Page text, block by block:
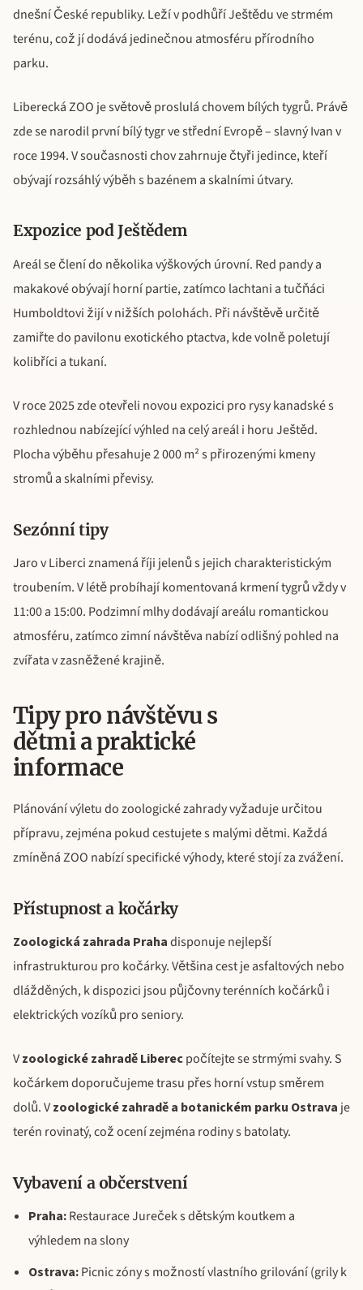
dnešní České republiky. Leží v podhůří Ještědu ve strmém
terénu, což jí dodává jedinečnou atmosféru přírodního
parku.
Liberecká ZOO je světově proslulá chovem bílých tygrů. Právě
zde se narodil první bílý tygr ve střední Evropě – slavný Ivan v
roce 1994. V současnosti chov zahrnuje čtyři jedince, kteří
obývají rozsáhlý výběh s bazénem a skalními útvary.
Expozice pod Ještědem
Areál se člení do několika výškových úrovní. Red pandy a
makakové obývají horní partie, zatímco lachtani a tučňáci
Humboldtovi žijí v nižších polohách. Při návštěvě určitě
zamiřte do pavilonu exotického ptactva, kde volně poletují
kolibříci a tukaní.
V roce 2025 zde otevřeli novou expozici pro rysy kanadské s
rozhlednou nabízející výhled na celý areál i horu Ještěd.
Plocha výběhu přesahuje 2 000 m² s přirozenými kmeny
stromů a skalními převisy.
Sezónní tipy
Jaro v Liberci znamená říji jelenů s jejich charakteristickým
troubením. V létě probíhají komentovaná krmení tygrů vždy v
11:00 a 15:00. Podzimní mlhy dodávají areálu romantickou
atmosféru, zatímco zimní návštěva nabízí odlišný pohled na
zvířata v zasněžené krajině.
Tipy pro návštěvu s
dětmi a praktické
informace
Plánování výletu do zoologické zahrady vyžaduje určitou
přípravu, zejména pokud cestujete s malými dětmi. Každá
zmíněná ZOO nabízí specifické výhody, které stojí za zvážení.
Přístupnost a kočárky
Zoologická zahrada Prahadisponuje nejlepší
infrastrukturou pro kočárky. Většina cest je asfaltových nebo
dlážděných, k dispozici jsou půjčovny terénních kočárků i
elektrických vozíků pro seniory.
Vzoologické zahradě Liberecpočítejte se strmými svahy. S
kočárkem doporučujeme trasu přes horní vstup směrem
dolů. Vzoologické zahradě a botanickém parku Ostrava je
terén rovinatý, což ocení zejména rodiny s batolaty.
Vybavení a občerstvení
Praha:Restaurace Jureček s dětským koutkem a
výhledem na slony
Ostrava:Picnic zóny s možností vlastního grilování (grily k